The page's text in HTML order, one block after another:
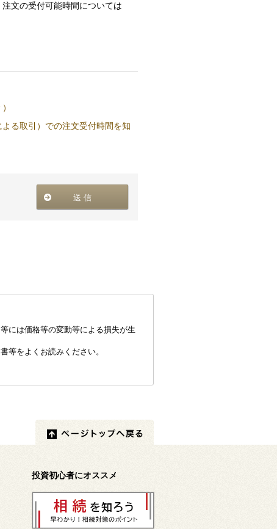
文の受付可能時間については
る取引）での注文受付時間を知
には価格等の変動等による損失が生
等をよくお読みください。
投資初心者にオススメ